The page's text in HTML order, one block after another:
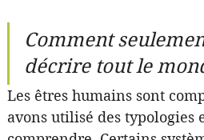
Comment
décrire tout le
Les êtres humains sont
avons utilisé des typologies